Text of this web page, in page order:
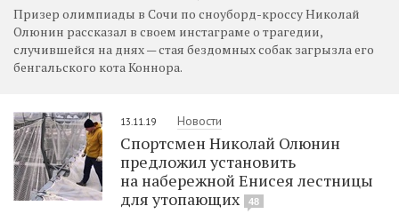
Призер олимпиады в Сочи по сноуборд-кроссу Николай
Олюнин рассказал в своем инстаграме о трагедии,
случившейся на днях — стая бездомных собак загрызла его
бенгальского кота Коннора.
13.11.19 Новости
Спортсмен Николай Олюнин
предложил установить
на набережной Енисея лестницы
для утопающих
48